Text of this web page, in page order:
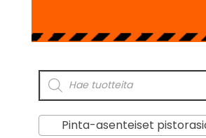
Pinta-asenteiset pistorasiat